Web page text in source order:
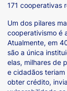
171 cooperativas
Um dos pilares
cooperativismo é
Atualmente, em
são a única
elas, milhares de
e cidadãos
obter crédito,